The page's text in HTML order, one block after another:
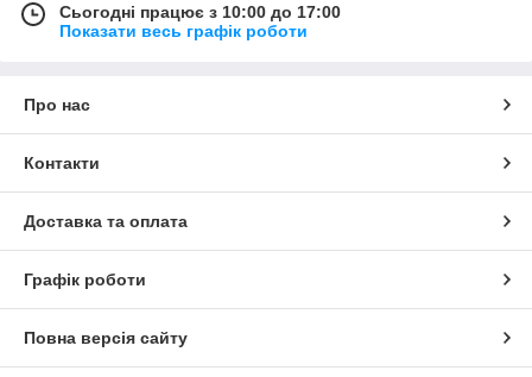
Сьогодні працює з 10:00 до 17:00
Показати весь графік роботи
Про нас
Контакти
Доставка та оплата
Графік роботи
Повна версія сайту